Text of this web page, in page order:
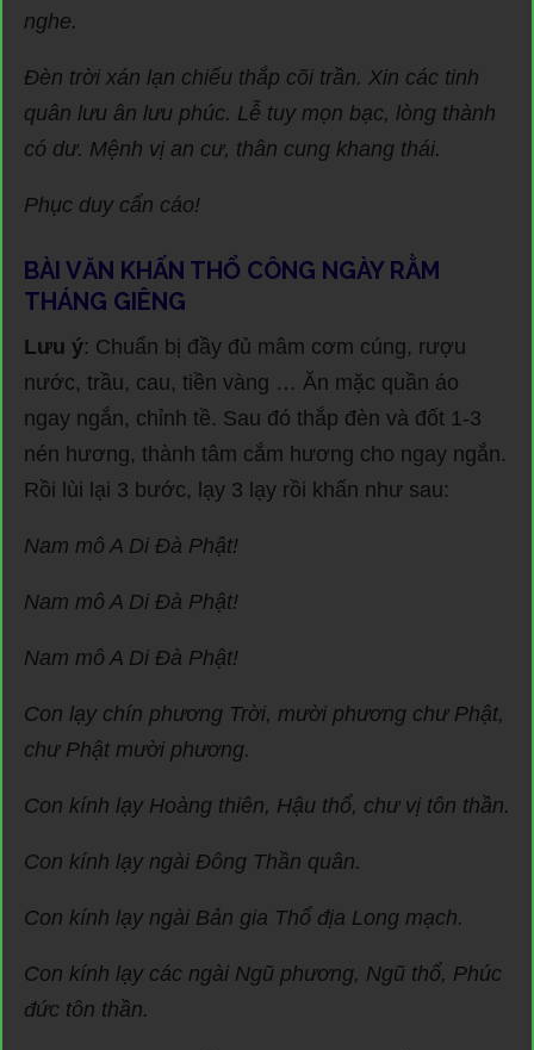
nghe.
Đèn trời xán lạn chiếu thắp cõi trần. Xin các tinh
quân lưu ân lưu phúc. Lễ tuy mọn bạc, lòng thành
có dư. Mệnh vị an cư, thân cung khang thái.
Phục duy cẩn cáo!
BÀI VĂN KHẤN THỔ CÔNG NGÀY RẰM
THÁNG GIÊNG
Lưu ý: Chuẩn bị đầy đủ mâm cơm cúng, rượu
nước, trầu, cau, tiền vàng … Ăn mặc quần áo
ngay ngắn, chỉnh tề. Sau đó thắp đèn và đốt 1-3
nén hương, thành tâm cắm hương cho ngay ngắn.
Rồi lùi lại 3 bước, lạy 3 lạy rồi khấn như sau:
Nam mô A Di Đà Phật!
Nam mô A Di Đà Phật!
Nam mô A Di Đà Phật!
Con lạy chín phương Trời, mười phương chư Phật,
chư Phật mười phương.
Con kính lạy Hoàng thiên, Hậu thổ, chư vị tôn thần.
Con kính lạy ngài Đông Thần quân.
Con kính lạy ngài Bản gia Thổ địa Long mạch.
Con kính lạy các ngài Ngũ phương, Ngũ thổ, Phúc
đức tôn thần.